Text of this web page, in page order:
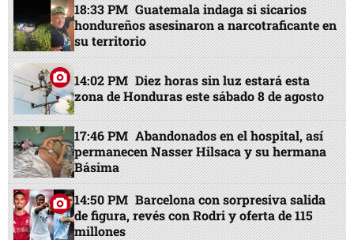
18:33 PM Guatemala indaga si sicarios
hondureños asesinaron a narcotraficante en
su territorio
14:02 PM Diez horas sin luz estará esta
zona de Honduras este sábado 8 de agosto
17:46 PM Abandonados en el hospital, así
permanecen Nasser Hilsaca y su hermana
Básima
14:50 PM Barcelona con sorpresiva salida
de figura, revés con Rodri y oferta de 115
millones